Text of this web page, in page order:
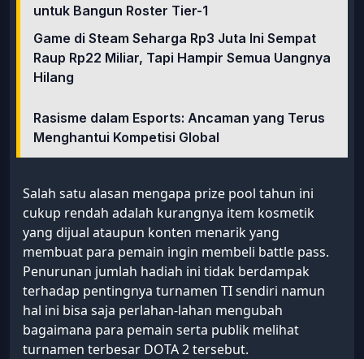
untuk Bangun Roster Tier-1
Game di Steam Seharga Rp3 Juta Ini Sempat
Raup Rp22 Miliar, Tapi Hampir Semua Uangnya
Hilang
Rasisme dalam Esports: Ancaman yang Terus
Menghantui Kompetisi Global
Salah satu alasan mengapa prize pool tahun ini
cukup rendah adalah kurangnya item kosmetik
yang dijual ataupun konten menarik yang
membuat para pemain ingin membeli battle pass.
Penurunan jumlah hadiah ini tidak berdampak
terhadap pentingnya turnamen TI sendiri namun
hal ini bisa saja perlahan-lahan mengubah
bagaimana para pemain serta publik melihat
turnamen terbesar DOTA 2 tersebut.